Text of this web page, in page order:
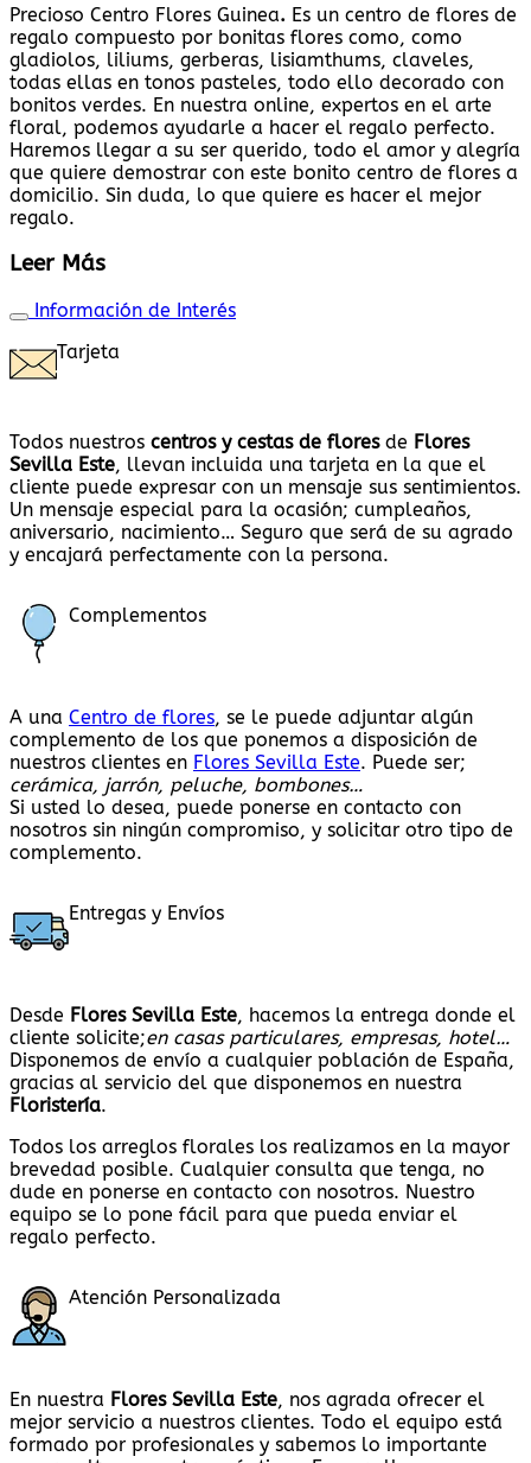
Precioso Centro Flores Guinea. Es un centro de flores de
regalo compuesto por bonitas flores como, como
gladiolos, liliums, gerberas, lisiamthums, claveles,
todas ellas en tonos pasteles, todo ello decorado con
bonitos verdes. En nuestra online, expertos en el arte
floral, podemos ayudarle a hacer el regalo perfecto.
Haremos llegar a su ser querido, todo el amor y alegría
que quiere demostrar con este bonito centro de flores a
domicilio. Sin duda, lo que quiere es hacer el mejor
regalo.
Leer Más
Información de Interés
Tarjeta
Todos nuestros centros y cestas de flores de Flores
Sevilla Este, llevan incluida una tarjeta en la que el
cliente puede expresar con un mensaje sus sentimientos.
Un mensaje especial para la ocasión; cumpleaños,
aniversario, nacimiento… Seguro que será de su agrado
y encajará perfectamente con la persona.
Complementos
A una Centro de flores, se le puede adjuntar algún
complemento de los que ponemos a disposición de
nuestros clientes en Flores Sevilla Este. Puede ser;
cerámica, jarrón, peluche, bombones…
Si usted lo desea, puede ponerse en contacto con
nosotros sin ningún compromiso, y solicitar otro tipo de
complemento.
Entregas y Envíos
Desde Flores Sevilla Este, hacemos la entrega donde el
cliente solicite;en casas particulares, empresas, hotel…
Disponemos de envío a cualquier población de España,
gracias al servicio del que disponemos en nuestra
Floristería.
Todos los arreglos florales los realizamos en la mayor
brevedad posible. Cualquier consulta que tenga, no
dude en ponerse en contacto con nosotros. Nuestro
equipo se lo pone fácil para que pueda enviar el
regalo perfecto.
Atención Personalizada
En nuestra Flores Sevilla Este, nos agrada ofrecer el
mejor servicio a nuestros clientes. Todo el equipo está
formado por profesionales y sabemos lo importante